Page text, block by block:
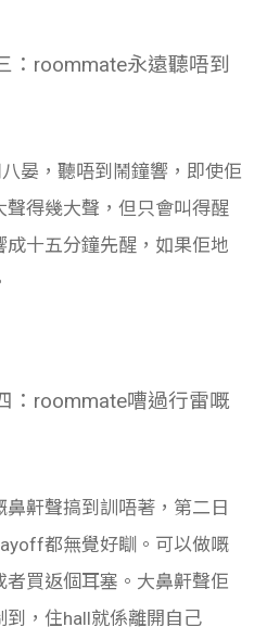
：roommate永遠聽唔到
晏，聽唔到鬧鐘響，即使佢
得幾大聲，但只會叫得醒
十五分鐘先醒，如果佢地
：roommate嘈過行雷嘅
鼾聲搞到訓唔著，第二日
都無覺好瞓。可以做嘅
買返個耳塞。大鼻鼾聲佢
，住hall就係離開自己